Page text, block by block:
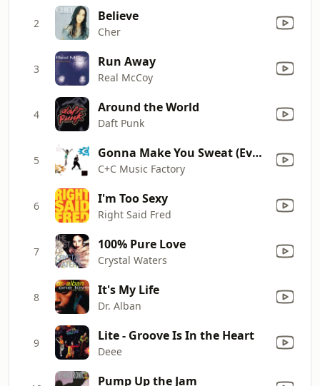
2 Believe
Cher
3 Run Away
Real McCoy
4 Around the World
Daft Punk
5 Gonna Make You Sweat (Everybody Dance Now) [feat. Freedom Williams]
C+C Music Factory
6 I'm Too Sexy
Right Said Fred
7 100% Pure Love
Crystal Waters
8 It's My Life
Dr. Alban
9 Lite - Groove Is In the Heart
Deee
Pump Up the Jam